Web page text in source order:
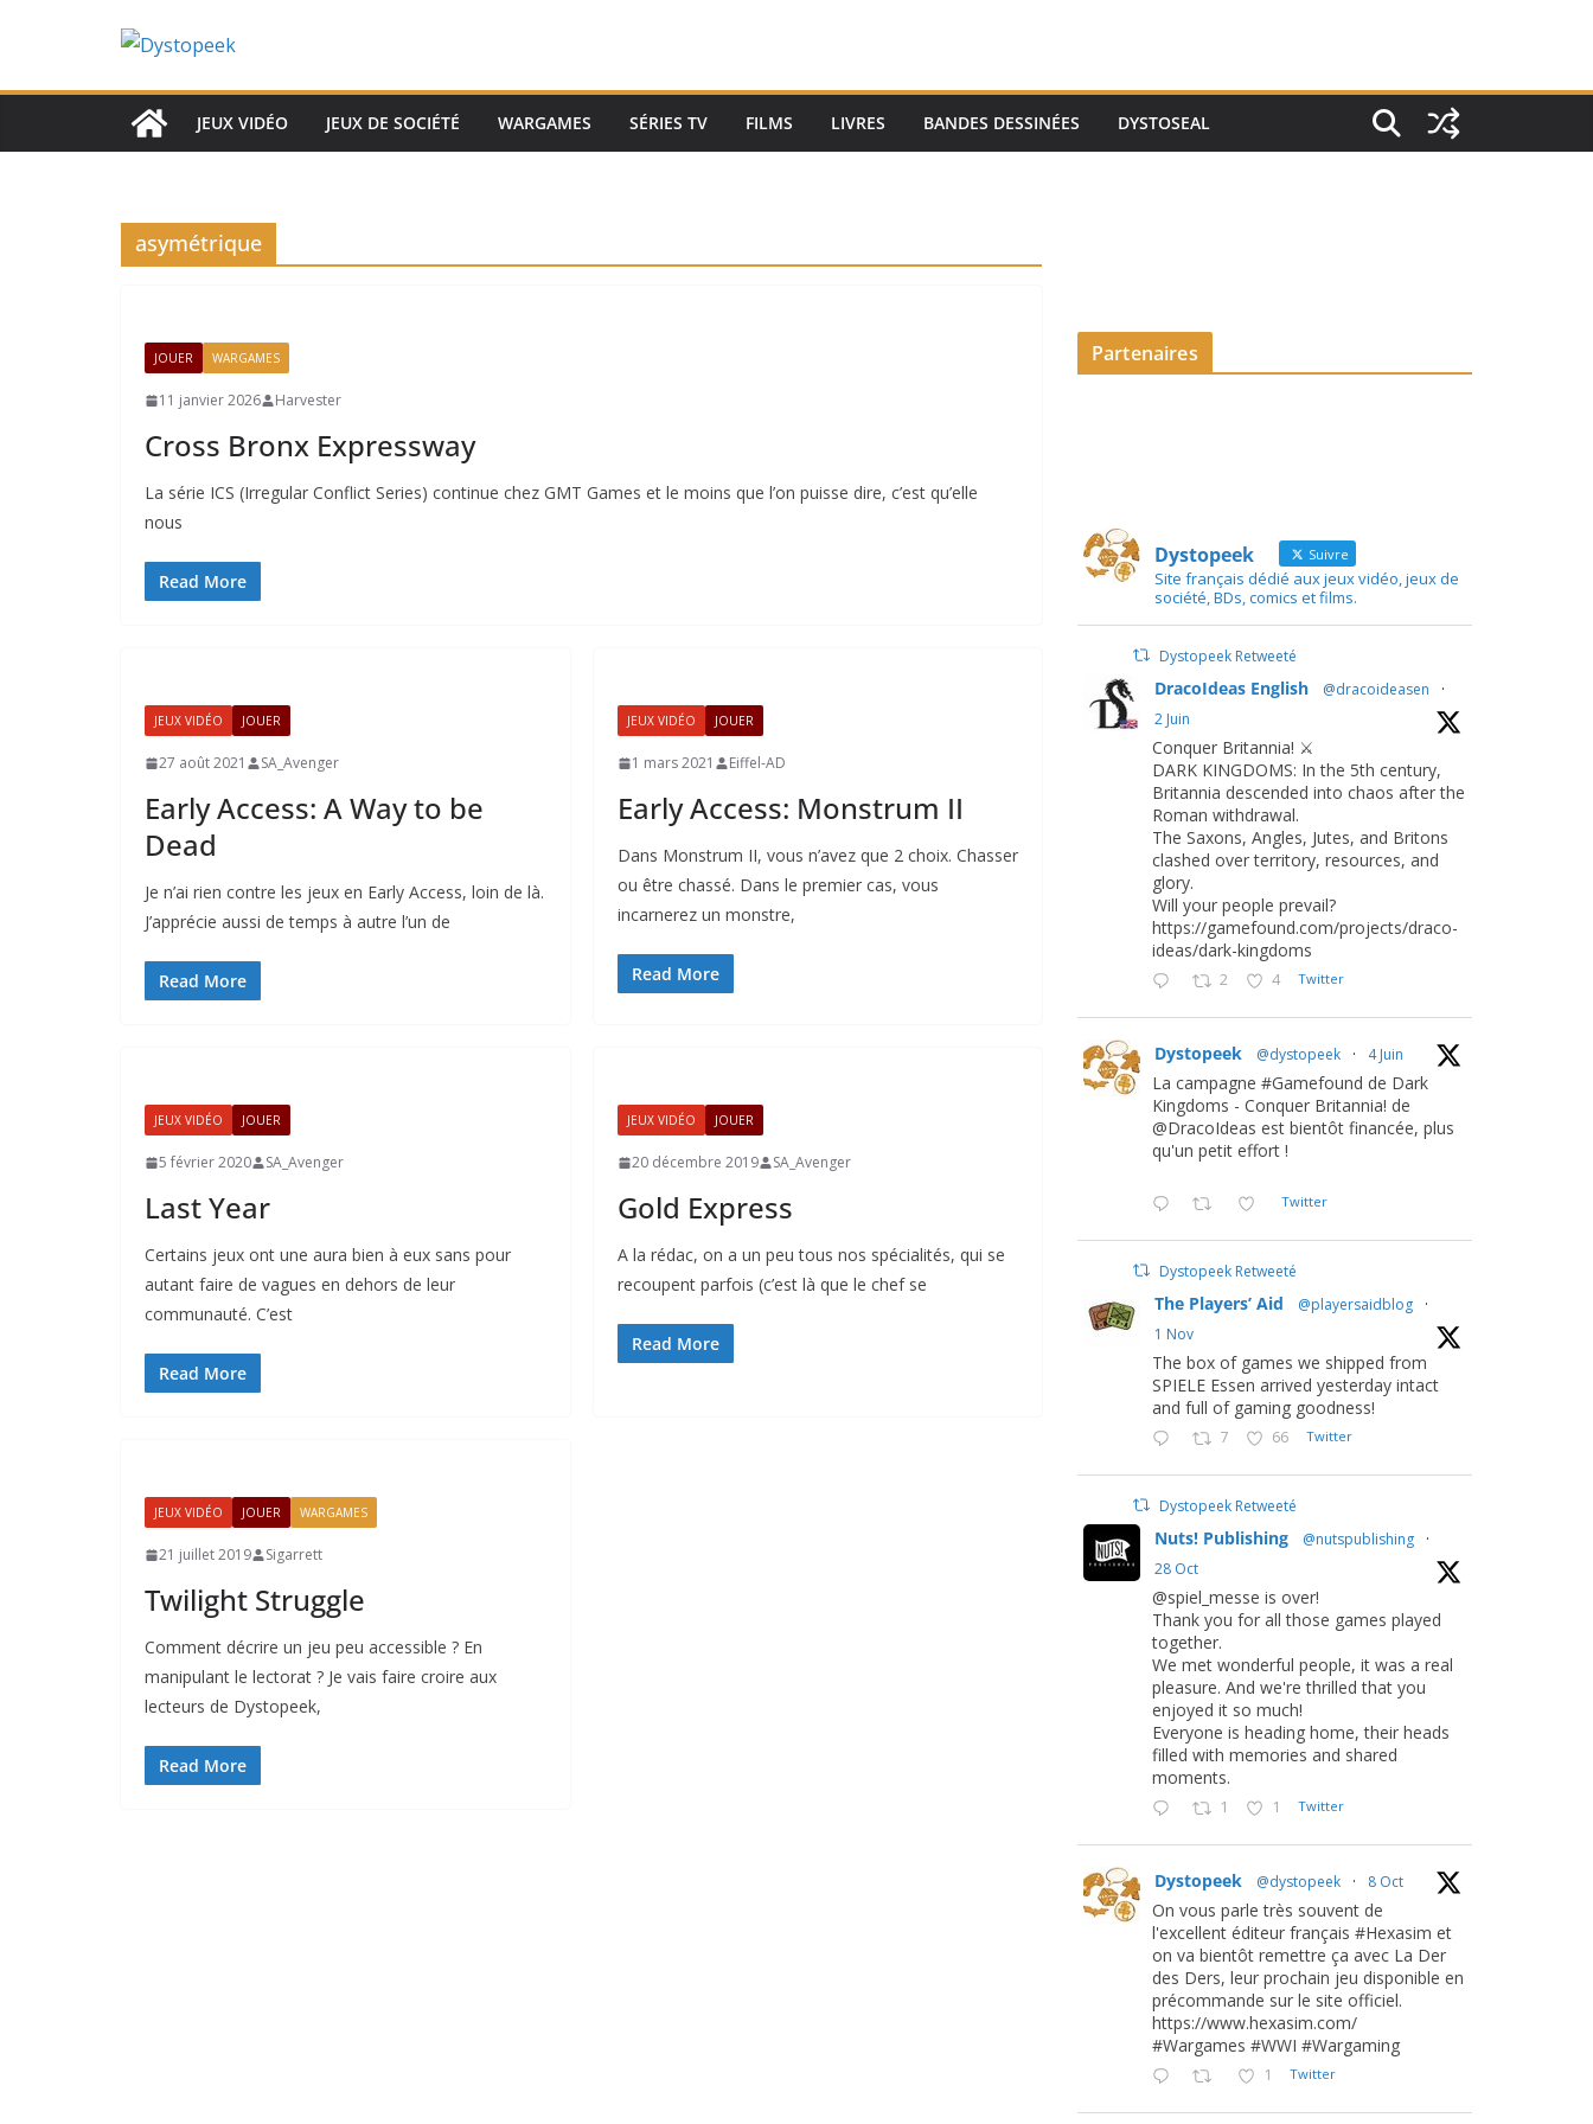
JEUX VIDÉO JEUX DE SOCIÉTÉ WARGAMES SÉRIES TV FILMS LIVRES BANDES DESSINÉES DYSTOSEAL
asymétrique
JOUER WARGAMES
11 janvier 2026 Harvester
Cross Bronx Expressway
La série ICS (Irregular Conflict Series) continue chez GMT Games et le moins que l’on puisse dire, c’est qu’elle
nous
Read More
JEUX VIDÉO JOUER
27 août 2021 SA_Avenger
Early Access: A Way to be
Dead
Je n’ai rien contre les jeux en Early Access, loin de là.
J’apprécie aussi de temps à autre l’un de
Read More
JEUX VIDÉO JOUER
1 mars 2021 Eiffel-AD
Early Access: Monstrum II
Dans Monstrum II, vous n’avez que 2 choix. Chasser
ou être chassé. Dans le premier cas, vous
incarnerez un monstre,
Read More
JEUX VIDÉO JOUER
5 février 2020 SA_Avenger
Last Year
Certains jeux ont une aura bien à eux sans pour
autant faire de vagues en dehors de leur
communauté. C’est
Read More
JEUX VIDÉO JOUER
20 décembre 2019 SA_Avenger
Gold Express
A la rédac, on a un peu tous nos spécialités, qui se
recoupent parfois (c’est là que le chef se
Read More
JEUX VIDÉO JOUER WARGAMES
21 juillet 2019 Sigarrett
Twilight Struggle
Comment décrire un jeu peu accessible ? En
manipulant le lectorat ? Je vais faire croire aux
lecteurs de Dystopeek,
Read More
Partenaires
Dystopeek Suivre
Site français dédié aux jeux vidéo, jeux de
société, BDs, comics et films.
Dystopeek Retweeté
DracoIdeas English @dracoideasen
·
2 Juin
Conquer Britannia! ⚔️
DARK KINGDOMS: In the 5th century,
Britannia descended into chaos after the
Roman withdrawal.
The Saxons, Angles, Jutes, and Britons
clashed over territory, resources, and
glory.
Will your people prevail?
https://gamefound.com/projects/draco-
ideas/dark-kingdoms
2 4 Twitter
Dystopeek @dystopeek · 4 Juin
La campagne #Gamefound de Dark
Kingdoms - Conquer Britannia! de
@DracoIdeas est bientôt financée, plus
qu'un petit effort !
Twitter
Dystopeek Retweeté
The Players’ Aid @playersaidblog
·
1 Nov
The box of games we shipped from
SPIELE Essen arrived yesterday intact
and full of gaming goodness!
7 66 Twitter
Dystopeek Retweeté
Nuts! Publishing @nutspublishing
·
28 Oct
@spiel_messe is over!
Thank you for all those games played
together.
We met wonderful people, it was a real
pleasure. And we're thrilled that you
enjoyed it so much!
Everyone is heading home, their heads
filled with memories and shared
moments.
1 1 Twitter
Dystopeek @dystopeek · 8 Oct
On vous parle très souvent de
l'excellent éditeur français #Hexasim et
on va bientôt remettre ça avec La Der
des Ders, leur prochain jeu disponible en
précommande sur le site officiel.
https://www.hexasim.com/
#Wargames #WWI #Wargaming
1 Twitter